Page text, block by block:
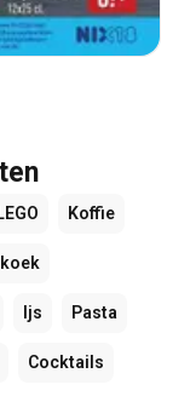
Koffie
Ijs Pasta
Cocktails